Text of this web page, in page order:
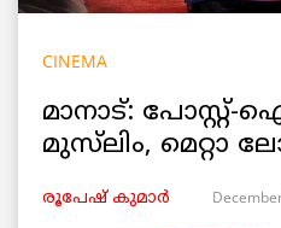
CINEMA
മാനാട്: പോസ്റ്റ്‌-
മുസ്‌ലിം, മെറ്റാ
രൂപേഷ്‌ കുമാര്‍